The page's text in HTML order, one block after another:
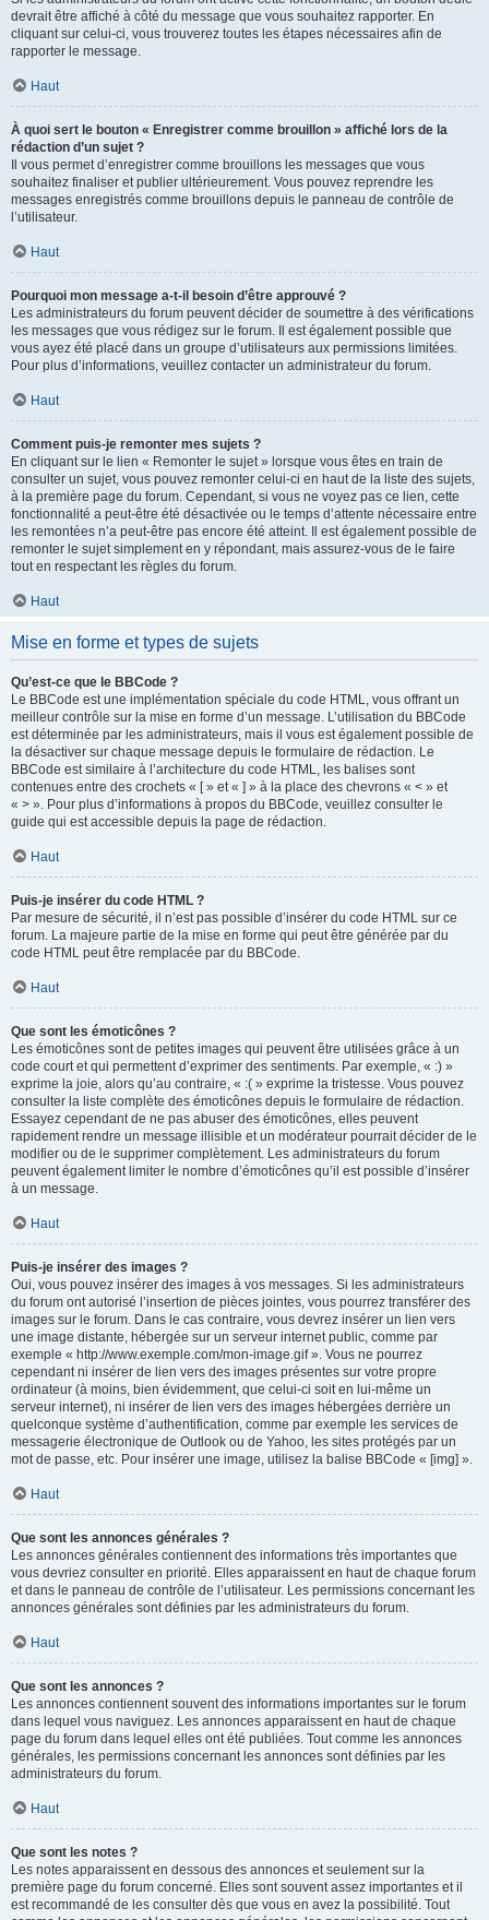
devrait être affiché à côté du message que vous souhaitez rapporter. En
cliquant sur celui-ci, vous trouverez toutes les étapes nécessaires afin de
rapporter le message.
Haut
À quoi sert le bouton « Enregistrer comme brouillon » affiché lors de la
rédaction d’un sujet ?
Il vous permet d’enregistrer comme brouillons les messages que vous
souhaitez finaliser et publier ultérieurement. Vous pouvez reprendre les
messages enregistrés comme brouillons depuis le panneau de contrôle de
l’utilisateur.
Haut
Pourquoi mon message a-t-il besoin d’être approuvé ?
Les administrateurs du forum peuvent décider de soumettre à des vérifications
les messages que vous rédigez sur le forum. Il est également possible que
vous ayez été placé dans un groupe d’utilisateurs aux permissions limitées.
Pour plus d’informations, veuillez contacter un administrateur du forum.
Haut
Comment puis-je remonter mes sujets ?
En cliquant sur le lien « Remonter le sujet » lorsque vous êtes en train de
consulter un sujet, vous pouvez remonter celui-ci en haut de la liste des sujets,
à la première page du forum. Cependant, si vous ne voyez pas ce lien, cette
fonctionnalité a peut-être été désactivée ou le temps d’attente nécessaire entre
les remontées n’a peut-être pas encore été atteint. Il est également possible de
remonter le sujet simplement en y répondant, mais assurez-vous de le faire
tout en respectant les règles du forum.
Haut
Mise en forme et types de sujets
Qu’est-ce que le BBCode ?
Le BBCode est une implémentation spéciale du code HTML, vous offrant un
meilleur contrôle sur la mise en forme d’un message. L’utilisation du BBCode
est déterminée par les administrateurs, mais il vous est également possible de
la désactiver sur chaque message depuis le formulaire de rédaction. Le
BBCode est similaire à l’architecture du code HTML, les balises sont
contenues entre des crochets « [ » et « ] » à la place des chevrons « < » et
« > ». Pour plus d’informations à propos du BBCode, veuillez consulter le
guide qui est accessible depuis la page de rédaction.
Haut
Puis-je insérer du code HTML ?
Par mesure de sécurité, il n’est pas possible d’insérer du code HTML sur ce
forum. La majeure partie de la mise en forme qui peut être générée par du
code HTML peut être remplacée par du BBCode.
Haut
Que sont les émoticônes ?
Les émoticônes sont de petites images qui peuvent être utilisées grâce à un
code court et qui permettent d’exprimer des sentiments. Par exemple, « :) »
exprime la joie, alors qu’au contraire, « :( » exprime la tristesse. Vous pouvez
consulter la liste complète des émoticônes depuis le formulaire de rédaction.
Essayez cependant de ne pas abuser des émoticônes, elles peuvent
rapidement rendre un message illisible et un modérateur pourrait décider de le
modifier ou de le supprimer complètement. Les administrateurs du forum
peuvent également limiter le nombre d’émoticônes qu’il est possible d’insérer
à un message.
Haut
Puis-je insérer des images ?
Oui, vous pouvez insérer des images à vos messages. Si les administrateurs
du forum ont autorisé l’insertion de pièces jointes, vous pourrez transférer des
images sur le forum. Dans le cas contraire, vous devrez insérer un lien vers
une image distante, hébergée sur un serveur internet public, comme par
exemple « http://www.exemple.com/mon-image.gif ». Vous ne pourrez
cependant ni insérer de lien vers des images présentes sur votre propre
ordinateur (à moins, bien évidemment, que celui-ci soit en lui-même un
serveur internet), ni insérer de lien vers des images hébergées derrière un
quelconque système d’authentification, comme par exemple les services de
messagerie électronique de Outlook ou de Yahoo, les sites protégés par un
mot de passe, etc. Pour insérer une image, utilisez la balise BBCode « [img] ».
Haut
Que sont les annonces générales ?
Les annonces générales contiennent des informations très importantes que
vous devriez consulter en priorité. Elles apparaissent en haut de chaque forum
et dans le panneau de contrôle de l’utilisateur. Les permissions concernant les
annonces générales sont définies par les administrateurs du forum.
Haut
Que sont les annonces ?
Les annonces contiennent souvent des informations importantes sur le forum
dans lequel vous naviguez. Les annonces apparaissent en haut de chaque
page du forum dans lequel elles ont été publiées. Tout comme les annonces
générales, les permissions concernant les annonces sont définies par les
administrateurs du forum.
Haut
Que sont les notes ?
Les notes apparaissent en dessous des annonces et seulement sur la
première page du forum concerné. Elles sont souvent assez importantes et il
est recommandé de les consulter dès que vous en avez la possibilité. Tout